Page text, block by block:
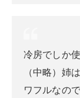
冷房でしか
（中略）姉
ワフルなの